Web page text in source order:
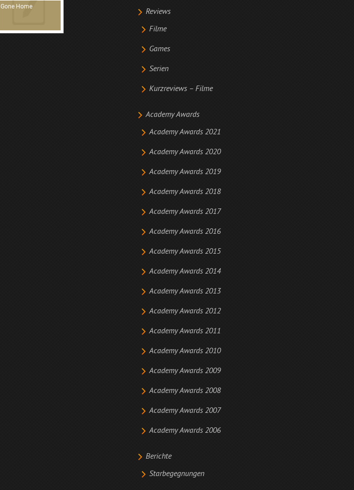
Reviews
Filme
Games
Serien
Kurzreviews – Filme
Academy Awards
Academy Awards 2021
Academy Awards 2020
Academy Awards 2019
Academy Awards 2018
Academy Awards 2017
Academy Awards 2016
Academy Awards 2015
Academy Awards 2014
Academy Awards 2013
Academy Awards 2012
Academy Awards 2011
Academy Awards 2010
Academy Awards 2009
Academy Awards 2008
Academy Awards 2007
Academy Awards 2006
Berichte
Starbegegnungen
Gone Home